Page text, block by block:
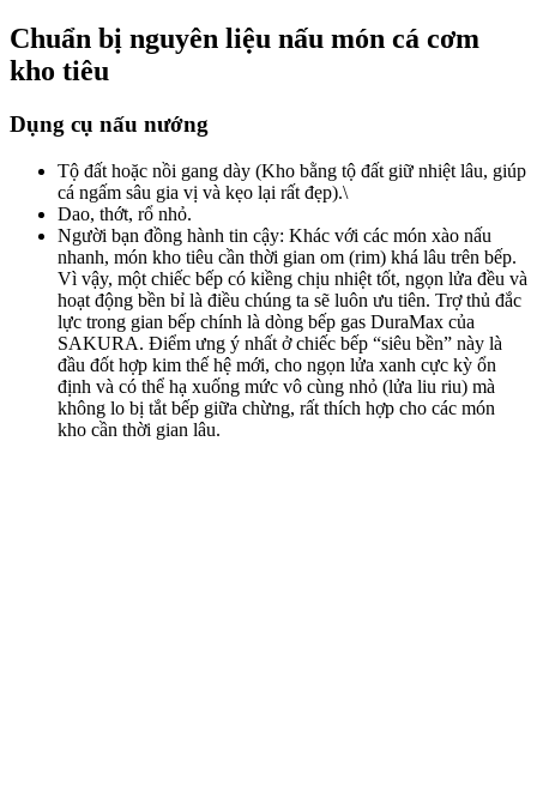
Chuẩn bị nguyên liệu nấu món cá cơm
kho tiêu
Dụng cụ nấu nướng
Tộ đất hoặc nồi gang dày (Kho bằng tộ đất giữ nhiệt lâu, giúp
cá ngấm sâu gia vị và kẹo lại rất đẹp).\
Dao, thớt, rổ nhỏ.
Người bạn đồng hành tin cậy: Khác với các món xào nấu
nhanh, món kho tiêu cần thời gian om (rim) khá lâu trên bếp.
Vì vậy, một chiếc bếp có kiềng chịu nhiệt tốt, ngọn lửa đều và
hoạt động bền bỉ là điều chúng ta sẽ luôn ưu tiên. Trợ thủ đắc
lực trong gian bếp chính là dòng bếp gas DuraMax của
SAKURA. Điểm ưng ý nhất ở chiếc bếp “siêu bền” này là
đầu đốt hợp kim thế hệ mới, cho ngọn lửa xanh cực kỳ ổn
định và có thể hạ xuống mức vô cùng nhỏ (lửa liu riu) mà
không lo bị tắt bếp giữa chừng, rất thích hợp cho các món
kho cần thời gian lâu.